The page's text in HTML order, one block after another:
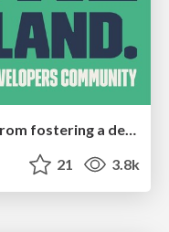
No one is an island. Learnings from fostering a developers community.
21 3.8k